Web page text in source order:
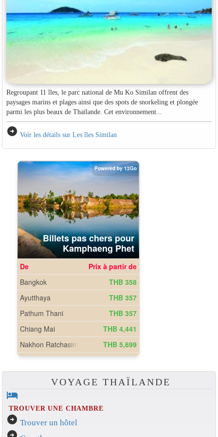
Regroupant 11 îles, le parc national de Mu Ko Similan offrent des
paysages marins et plages ainsi que des spots de snorkeling et plongée
parmi les plus beaux de Thaïlande. Cet environnement...
arrow_circle_right Voir les détails sur Les îles Similan
VOYAGE THAÏLANDE
hotel
TROUVER UNE CHAMBRE
arrow_circle_right Trouver un hôtel